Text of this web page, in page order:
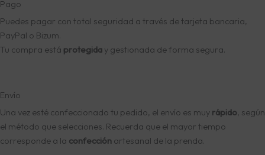
Pago
Puedes pagar con total seguridad a través de tarjeta bancaria,
PayPal o Bizum.
Tu compra está protegida y gestionada de forma segura.
Envío
Una vez esté confeccionado tu pedido, el envío es muy rápido , según
el método que selecciones. Recuerda que el mayor tiempo
corresponde a la confección artesanal de la prenda.